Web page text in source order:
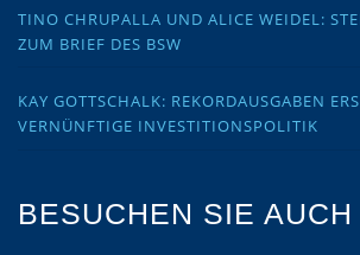
TINO CHRUPALLA UND ALICE WEIDEL:
ZUM BRIEF DES BSW
KAY GOTTSCHALK: REKORDAUSGABEN
VERNÜNFTIGE INVESTITIONSPOLITIK
BESUCHEN SIE AUCH